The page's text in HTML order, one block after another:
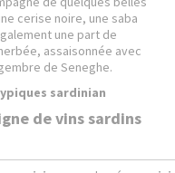
cerise noire, une saba
une part de
assaisonnée avec
de Seneghe.
sardinian
de vins sardins